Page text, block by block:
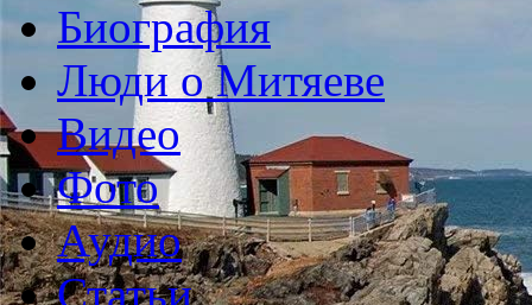
Биография
Люди о Митяеве
Видео
Фото
Аудио
Статьи